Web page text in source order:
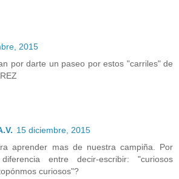
2015
por darte un paseo por estos "carriles" de
15 diciembre, 2015
aprender mas de nuestra campiña. Por
entre decir-escribir: "curiosos
curiosos"?